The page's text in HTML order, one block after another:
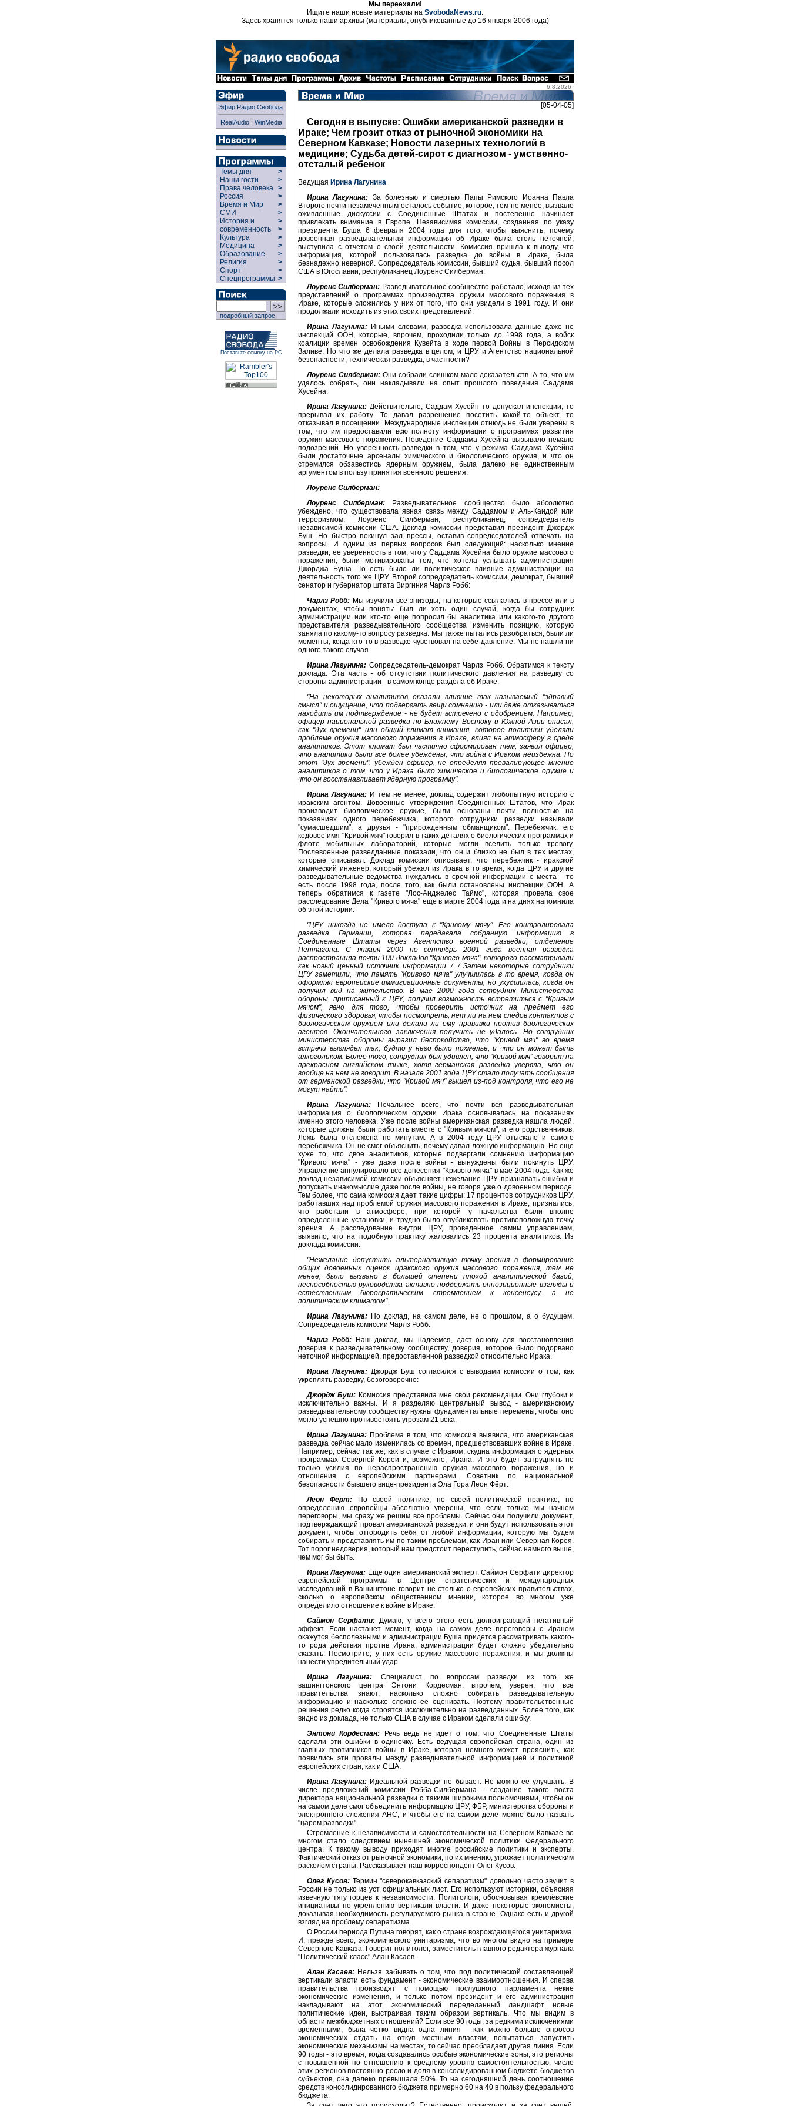
Мы переехали!
Ищите наши новые материалы на SvobodaNews.ru.
Здесь хранятся только наши архивы (материалы, опубликованные до 16 января 2006 года)
6.8.2026
Эфир Радио Свобода
RealAudio| WinMedia
Темы дня
>
Наши гости
>
Права человека >
Россия
>
Время и Мир
>
СМИ
>
История и
современность
>
>
Культура
>
Медицина
>
Образование
>
Религия
>
Спорт
>
Спецпрограммы >
подробный запрос
Поставьте ссылку на РС
[05-04-05]
Сегодня в выпуске: Ошибки американской разведки в
Ираке; Чем грозит отказ от рыночной экономики на
Северном Кавказе; Новости лазерных технологий в
медицине; Судьба детей-сирот с диагнозом - умственно-
отсталый ребенок
Ведущая Ирина Лагунина
Ирина Лагунина: За болезнью и смертью Папы Римского Иоанна Павла
Второго почти незамеченным осталось событие, которое, тем не менее, вызвало
оживленные дискуссии с Соединенные Штатах и постепенно начинает
привлекать внимание в Европе. Независимая комиссии, созданная по указу
президента Буша 6 февраля 2004 года для того, чтобы выяснить, почему
довоенная разведывательная информация об Ираке была столь неточной,
выступила с отчетом о своей деятельности. Комиссия пришла к выводу, что
информация, которой пользовалась разведка до войны в Ираке, была
безнадежно неверной. Сопредседатель комиссии, бывший судья, бывший посол
США в Югославии, республиканец Лоуренс Силберман:
Лоуренс Силберман: Разведывательное сообщество работало, исходя из тех
представлений о программах производства оружии массового поражения в
Ираке, которые сложились у них от того, что они увидели в 1991 году. И они
продолжали исходить из этих своих представлений.
Ирина Лагунина:Иными словами, разведка использовала данные даже не
инспекций ООН, которые, впрочем, проходили только до 1998 года, а войск
коалиции времен освобождения Кувейта в ходе первой Войны в Персидском
Заливе. Но что же делала разведка в целом, и ЦРУ и Агентство национальной
безопасности, техническая разведка, в частности?
Лоуренс Силберман:Они собрали слишком мало доказательств. А то, что им
удалось собрать, они накладывали на опыт прошлого поведения Саддама
Хусейна.
Ирина Лагунина: Действительно, Саддам Хусейн то допускал инспекции, то
прерывал их работу. То давал разрешение посетить какой-то объект, то
отказывал в посещении. Международные инспекции отнюдь не были уверены в
том, что им предоставили всю полноту информации о программах развития
оружия массового поражения. Поведение Саддама Хусейна вызывало немало
подозрений. Но уверенность разведки в том, что у режима Саддама Хусейна
были достаточные арсеналы химического и биологического оружия, и что он
стремился обзавестись ядерным оружием, была далеко не единственным
аргументом в пользу принятия военного решения.
Лоуренс Силберман:
Лоуренс Силберман: Разведывательное сообщество было абсолютно
убеждено, что существовала явная связь между Саддамом и Аль-Каидой или
терроризмом. Лоуренс Силберман, республиканец, сопредседатель
независимой комиссии США. Доклад комиссии представил президент Джордж
Буш. Но быстро покинул зал прессы, оставив сопредседателей отвечать на
вопросы. И одним из первых вопросов был следующий: насколько мнение
разведки, ее уверенность в том, что у Саддама Хусейна было оружие массового
поражения, были мотивированы тем, что хотела услышать администрация
Джорджа Буша. То есть было ли политическое влияние администрации на
деятельность того же ЦРУ. Второй сопредседатель комиссии, демократ, бывший
сенатор и губернатор штата Виргиния Чарлз Робб:
Чарлз Робб: Мы изучили все эпизоды, на которые ссылались в прессе или в
документах, чтобы понять: был ли хоть один случай, когда бы сотрудник
администрации или кто-то еще попросил бы аналитика или какого-то другого
представителя разведывательного сообщества изменить позицию, которую
заняла по какому-то вопросу разведка. Мы также пытались разобраться, были ли
моменты, когда кто-то в разведке чувствовал на себе давление. Мы не нашли ни
одного такого случая.
Ирина Лагунина: Сопредседатель-демократ Чарлз Робб. Обратимся к тексту
доклада. Эта часть - об отсутствии политического давления на разведку со
стороны администрации - в самом конце раздела об Ираке.
"На некоторых аналитиков оказали влияние так называемый "здравый
смысл" и ощущение, что подвергать вещи сомнению - или даже отказываться
находить им подтверждение - не будет встречено с одобрением. Например,
офицер национальной разведки по Ближнему Востоку и Южной Азии описал,
как "дух времени" или общий климат внимания, которое политики уделяли
проблеме оружия массового поражения в Ираке, влиял на атмосферу в среде
аналитиков. Этот климат был частично сформирован тем, заявил офицер,
что аналитики были все более убеждены, что война с Ираком неизбежна. Но
этот "дух времени", убежден офицер, не определял превалирующее мнение
аналитиков о том, что у Ирака было химическое и биологическое оружие и
что он восстанавливает ядерную программу".
Ирина Лагунина: И тем не менее, доклад содержит любопытную историю с
иракским агентом. Довоенные утверждения Соединенных Штатов, что Ирак
производит биологическое оружие, были основаны почти полностью на
показаниях одного перебежчика, которого сотрудники разведки называли
"сумасшедшим", а друзья - "прирожденным обманщиком". Перебежчик, его
кодовое имя "Кривой мяч" говорил в таких деталях о биологических программах и
флоте мобильных лабораторий, которые могли вселить только тревогу.
Послевоенные разведданные показали, что он и близко не был в тех местах,
которые описывал. Доклад комиссии описывает, что перебежчик - иракской
химический инженер, который убежал из Ирака в то время, когда ЦРУ и другие
разведывательные ведомства нуждались в срочной информации с места - то
есть после 1998 года, после того, как были остановлены инспекции ООН. А
теперь обратимся к газете "Лос-Анджелес Таймс", которая провела свое
расследование Дела "Кривого мяча" еще в марте 2004 года и на днях напомнила
об этой истории:
"ЦРУ никогда не имело доступа к "Кривому мячу". Его контролировала
разведка Германии, которая передавала собранную информацию в
Соединенные Штаты через Агентство военной разведки, отделение
Пентагона. С января 2000 по сентябрь 2001 года военная разведка
распространила почти 100 докладов "Кривого мяча", которого рассматривали
как новый ценный источник информации. /.../ Затем некоторые сотрудники
ЦРУ заметили, что память "Кривого мяча" улучшилась в то время, когда он
оформлял европейские иммиграционные документы, но ухудшилась, когда он
получил вид на жительство. В мае 2000 года сотрудник Министерства
обороны, приписанный к ЦРУ, получил возможность встретиться с "Кривым
мячом", явно для того, чтобы проверить источник на предмет его
физического здоровья, чтобы посмотреть, нет ли на нем следов контактов с
биологическим оружием или делали ли ему прививки против биологических
агентов. Окончательного заключения получить не удалось. Но сотрудник
министерства обороны выразил беспокойство, что "Кривой мяч" во время
встречи выглядел так, будто у него было похмелье, и что он может быть
алкоголиком. Более того, сотрудник был удивлен, что "Кривой мяч" говорит на
прекрасном английском языке, хотя германская разведка уверяла, что он
вообще на нем не говорит. В начале 2001 года ЦРУ стало получать сообщения
от германской разведки, что "Кривой мяч" вышел из-под контроля, что его не
могут найти".
Ирина Лагунина:Печальнее всего, что почти вся разведывательная
информация о биологическом оружии Ирака основывалась на показаниях
именно этого человека. Уже после войны американская разведка нашла людей,
которые должны были работать вместе с "Кривым мячом", и его родственников.
Ложь была отслежена по минутам. А в 2004 году ЦРУ отыскало и самого
перебежчика. Он не смог объяснить, почему давал ложную информацию. Но еще
хуже то, что двое аналитиков, которые подвергали сомнению информацию
"Кривого мяча" - уже даже после войны - вынуждены были покинуть ЦРУ.
Управление аннулировало все донесения "Кривого мяча" в мае 2004 года. Как же
доклад независимой комиссии объясняет нежелание ЦРУ признавать ошибки и
допускать инакомыслие даже после войны, не говоря уже о довоенном периоде.
Тем более, что сама комиссия дает такие цифры: 17 процентов сотрудников ЦРУ,
работавших над проблемой оружия массового поражения в Ираке, признались,
что работали в атмосфере, при которой у начальства были вполне
определенные установки, и трудно было опубликовать противоположную точку
зрения. А расследование внутри ЦРУ, проведенное самим управлением,
выявило, что на подобную практику жаловались 23 процента аналитиков. Из
доклада комиссии:
"Нежелание допустить альтернативную точку зрения в формирование
общих довоенных оценок иракского оружия массового поражения, тем не
менее, было вызвано в большей степени плохой аналитической базой,
неспособностью руководства активно поддержать оппозиционные взгляды и
естественным бюрократическим стремлением к консенсусу, а не
политическим климатом".
Ирина Лагунина: Но доклад, на самом деле, не о прошлом, а о будущем.
Сопредседатель комиссии Чарлз Робб:
Чарлз Робб: Наш доклад, мы надеемся, даст основу для восстановления
доверия к разведывательному сообществу, доверия, которое было подорвано
неточной информацией, предоставленной разведкой относительно Ирака.
Ирина Лагунина: Джордж Буш согласился с выводами комиссии о том, как
укреплять разведку, безоговорочно:
Джордж Буш: Комиссия представила мне свои рекомендации. Они глубоки и
исключительно важны. И я разделяю центральный вывод - американскому
разведывательному сообществу нужны фундаментальные перемены, чтобы оно
могло успешно противостоять угрозам 21 века.
Ирина Лагунина: Проблема в том, что комиссия выявила, что американская
разведка сейчас мало изменилась со времен, предшествовавших войне в Ираке.
Например, сейчас так же, как в случае с Ираком, скудна информация о ядерных
программах Северной Кореи и, возможно, Ирана. И это будет затруднять не
только усилия по нераспространению оружия массового поражения, но и
отношения с европейскими партнерами. Советник по национальной
безопасности бывшего вице-президента Эла Гора Леон Фёрт:
Леон Фёрт:По своей политике, по своей политической практике, по
определению европейцы абсолютно уверены, что если только мы начнем
переговоры, мы сразу же решим все проблемы. Сейчас они получили документ,
подтверждающий провал американской разведки, и они будут использовать этот
документ, чтобы отгородить себя от любой информации, которую мы будем
собирать и представлять им по таким проблемам, как Иран или Северная Корея.
Тот порог недоверия, который нам предстоит переступить, сейчас намного выше,
чем мог бы быть.
Ирина Лагунина: Еще один американский эксперт, Саймон Серфати директор
европейской программы в Центре стратегических и международных
исследований в Вашингтоне говорит не столько о европейских правительствах,
сколько о европейском общественном мнении, которое во многом уже
определило отношение к войне в Ираке.
Саймон Серфати: Думаю, у всего этого есть долгоиграющий негативный
эффект. Если настанет момент, когда на самом деле переговоры с Ираном
окажутся бесполезными и администрации Буша придется рассматривать какого-
то рода действия против Ирана, администрации будет сложно убедительно
сказать: Посмотрите, у них есть оружие массового поражения, и мы должны
нанести упредительный удар.
Ирина Лагунина: Специалист по вопросам разведки из того же
вашингтонского центра Энтони Кордесман, впрочем, уверен, что все
правительства знают, насколько сложно собирать разведывательную
информацию и насколько сложно ее оценивать. Поэтому правительственные
решения редко когда строятся исключительно на разведданных. Более того, как
видно из доклада, не только США в случае с Ираком сделали ошибку.
Энтони Кордесман: Речь ведь не идет о том, что Соединенные Штаты
сделали эти ошибки в одиночку. Есть ведущая европейская страна, один из
главных противников войны в Ираке, которая немного может прояснить, как
появились эти провалы между разведывательной информацией и политикой
европейских стран, как и США.
Ирина Лагунина: Идеальной разведки не бывает. Но можно ее улучшать. В
числе предложений комиссии Робба-Силбермана - создание такого поста
директора национальной разведки с такими широкими полномочиями, чтобы он
на самом деле смог объединить информацию ЦРУ, ФБР, министерства обороны и
электронного слежения АНС, и чтобы его на самом деле можно было назвать
"царем разведки".
Стремление к независимости и самостоятельности на Северном Кавказе во
многом стало следствием нынешней экономической политики Федерального
центра. К такому выводу приходят многие российские политики и эксперты.
Фактический отказ от рыночной экономики, по их мнению, угрожает политическим
расколом страны. Рассказывает наш корреспондент Олег Кусов.
Олег Кусов:Термин "северокавказский сепаратизм" довольно часто звучит в
России не только из уст официальных лист. Его используют историки, объясняя
извечную тягу горцев к независимости. Политологи, обосновывая кремлёвские
инициативы по укреплению вертикали власти. И даже некоторые экономисты,
доказывая необходимость регулируемого рынка в стране. Однако есть и другой
взгляд на проблему сепаратизма.
О России периода Путина говорят, как о стране возрождающегося унитаризма.
И, прежде всего, экономического унитаризма, что во многом видно на примере
Северного Кавказа. Говорит политолог, заместитель главного редактора журнала
"Политический класс" Алан Касаев.
Алан Касаев: Нельзя забывать о том, что под политической составляющей
вертикали власти есть фундамент - экономические взаимоотношения. И сперва
правительства производят с помощью послушного парламента некие
экономические изменения, и только потом президент и его администрация
накладывают на этот экономический переделанный ландшафт новые
политические идеи, выстраивая таким образом вертикаль. Что мы видим в
области межбюджетных отношений? Если все 90 годы, за редкими исключениями
временными, была четко видна одна линия - как можно больше опросов
экономических отдать на откуп местным властям, попытаться запустить
экономические механизмы на местах, то сейчас преобладает другая линия. Если
90 годы - это время, когда создавались особые экономические зоны, это регионы
с повышенной по отношению к среднему уровню самостоятельностью, число
этих регионов постоянно росло и доля в консолидированном бюджете бюджетов
субъектов, она далеко превышала 50%. То на сегодняшний день соотношение
средств консолидированного бюджета примерно 60 на 40 в пользу федерального
бюджета.